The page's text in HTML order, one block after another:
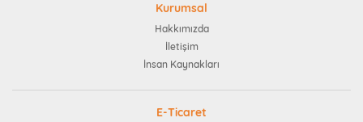
Kurumsal
Hakkımızda
İletişim
İnsan Kaynakları
E-Ticaret